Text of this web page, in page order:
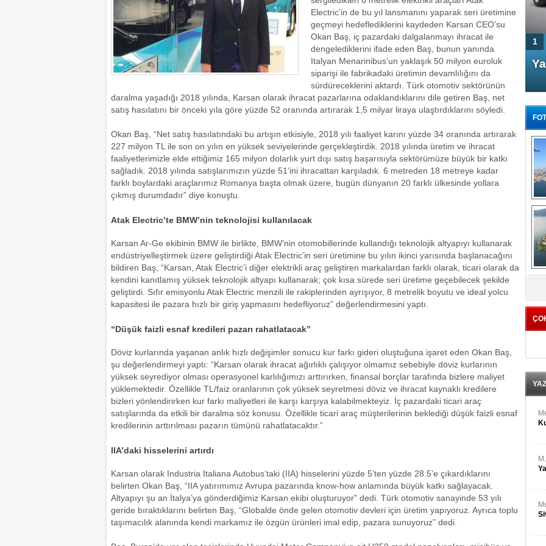
Electric’in de bu yıl lansmanını yaparak seri üretimine
geçmeyi hedeflediklerini kaydeden Karsan CEO’su
Okan Baş, iç pazardaki dalgalanmayı ihracat ile
dengelediklerini ifade eden Baş, bunun yanında
Italyan Menarinibus’un yaklaşık 50 milyon euroluk
siparişi ile fabrikadaki üretimin devamlılığını da
sürdüreceklerini aktardı. Türk otomotiv sektörünün
daralma yaşadığı 2018 yılında, Karsan olarak ihracat pazarlarına odaklandıklarını dile getiren Baş, net
satış hasılatını bir önceki yıla göre yüzde 52 oranında artırarak 1,5 milyar liraya ulaştırdıklarını söyledi.
Okan Baş, “Net satış hasılatındaki bu artışın etkisiyle, 2018 yılı faaliyet karını yüzde 34 oranında artırarak
227 milyon TL ile son on yılın en yüksek seviyelerinde gerçekleştirdik. 2018 yılında üretim ve ihracat
faaliyetlerimizle elde ettiğimiz 165 milyon dolarlık yurt dışı satış başarısıyla sektörümüze büyük bir katkı
sağladık. 2018 yılında satışlarımızın yüzde 51’ini ihracattan karşıladık. 6 metreden 18 metreye kadar
farklı boylardaki araçlarımız Romanya başta olmak üzere, bugün dünyanın 20 farklı ülkesinde yollara
çıkmış durumdadır” diye konuştu.
Atak Electric’te BMW’nin teknolojisi kullanılacak
Karsan Ar-Ge ekibinin BMW ile birlikte, BMW’nin otomobillerinde kullandığı teknolojik altyapıyı kullanarak
endüstriyelleştirmek üzere geliştirdiği Atak Electric’in seri üretimine bu yılın ikinci yarısında başlanacağını
bildiren Baş, “Karsan, Atak Electric’i diğer elektrikli araç geliştiren markalardan farklı olarak, ticari olarak da
kendini kanıtlamış yüksek teknolojik altyapı kullanarak; çok kısa sürede seri üretime geçebilecek şekilde
geliştirdi. Sıfır emisyonlu Atak Electric menzili ile rakiplerinden ayrışıyor, 8 metrelik boyutu ve ideal yolcu
kapasitesi ile pazara hızlı bir giriş yapmasını hedefliyoruz” değerlendirmesini yaptı.
“Düşük faizli esnaf kredileri pazarı rahatlatacak”
Döviz kurlarında yaşanan anlık hızlı değişimler sonucu kur farkı gideri oluştuğuna işaret eden Okan Baş,
şu değerlendirmeyi yaptı: “Karsan olarak ihracat ağırlıklı çalışıyor olmamız sebebiyle döviz kurlarının
yüksek seyrediyor olması operasyonel karlılığımızı arttırırken, finansal borçlar tarafında bizlere maliyet
yüklemektedir. Özellikle TL/faiz oranlarının çok yüksek seyretmesi döviz ve ihracat kaynaklı kredilere
bizleri yönlendirirken kur farkı maliyetleri ile karşı karşıya kalabilmekteyiz. İç pazardaki ticari araç
satışlarında da etkili bir daralma söz konusu. Özellikle ticari araç müşterilerinin beklediği düşük faizli esnaf
kredilerinin arttırılması pazarın tümünü rahatlatacaktır.”
IIA’daki hisselerini artırdı
Karsan olarak Industria Italiana Autobus’taki (IIA) hisselerini yüzde 5’ten yüzde 28.5’e çıkardıklarını
belirten Okan Baş, “IIA yatırımımız Avrupa pazarında know-how anlamında büyük katkı sağlayacak.
Altyapıyı şu an İtalya’ya gönderdiğimiz Karsan ekibi oluşturuyor” dedi. Türk otomotiv sanayinde 53 yılı
geride bıraktıklarını belirten Baş, “Globalde önde gelen otomotiv devleri için üretim yapıyoruz. Ayrıca toplu
taşımacılık alanında kendi markamız ile özgün ürünleri imal edip, pazara sunuyoruz” dedi.
4 Kapılı AMG GT Coupe
Türkiye'de satışa çıktı
1